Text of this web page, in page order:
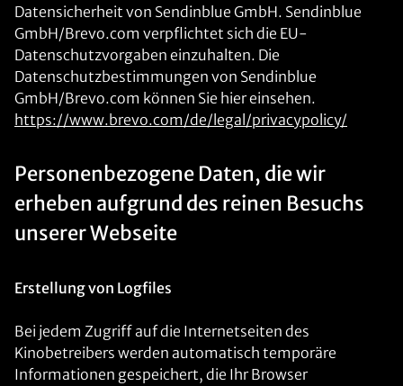
Datensicherheit von Sendinblue GmbH. Sendinblue
GmbH/Brevo.com verpflichtet sich die EU-
Datenschutzvorgaben einzuhalten. Die
Datenschutzbestimmungen von Sendinblue
GmbH/Brevo.com können Sie hier einsehen.
https://www.brevo.com/de/legal/privacypolicy/
Personenbezogene Daten, die wir
erheben aufgrund des reinen Besuchs
unserer Webseite
Erstellung von Logfiles
Bei jedem Zugriff auf die Internetseiten des
Kinobetreibers werden automatisch temporäre
Informationen gespeichert, die Ihr Browser